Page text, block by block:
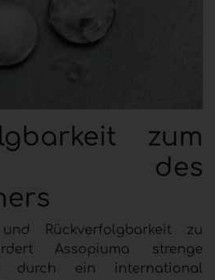
zum
des
Rückverfolgbarkeit zu
Assopiuma strenge
durch ein international